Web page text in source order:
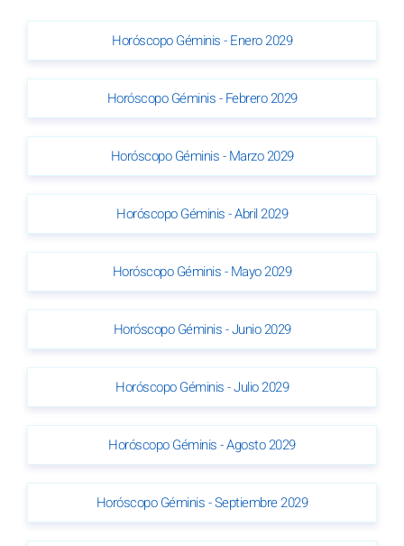
Horóscopo Géminis - Enero 2029
Horóscopo Géminis - Febrero 2029
Horóscopo Géminis - Marzo 2029
Horóscopo Géminis - Abril 2029
Horóscopo Géminis - Mayo 2029
Horóscopo Géminis - Junio 2029
Horóscopo Géminis - Julio 2029
Horóscopo Géminis - Agosto 2029
Horóscopo Géminis - Septiembre 2029